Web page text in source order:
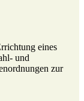
eines
und
zur